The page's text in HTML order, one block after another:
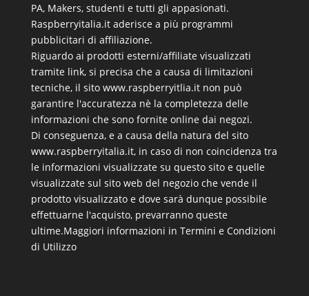
PA, Makers, studenti e tutti gli appasionati.
Raspberryitalia.it aderisce a più programmi
pubblicitari di affiliazione.
Riguardo ai prodotti esterni/affiliate visualizzati
tramite link, si precisa che a causa di limitazioni
tecniche, il sito www.raspberryitlia.it non può
garantire l'accuratezza nè la completezza delle
informazioni che sono fornite online dai negozi.
Di conseguenza, e a causa della natura del sito
www.raspberryitalia.it, in caso di non coincidenza tra
le informazioni visualizzate su questo sito e quelle
visualizzate sul sito web del negozio che vende il
prodotto visualizzato e dove sarà dunque possibile
effettuarne l'acquisto, prevarranno queste
ultime.Maggiori informazioni in Termini e Condizioni
di Utilizzo